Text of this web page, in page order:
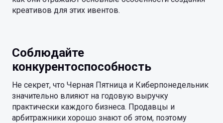
креативов для этих ивентов.
Соблюдайте
конкурентоспособность
Не секрет, что Черная Пятница и Киберпонедельник
значительно влияют на годовую выручку
практически каждого бизнеса. Продавцы и
арбитражники хорошо знают об этом, поэтому